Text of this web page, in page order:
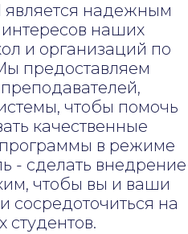
является надежным
наших
и организаций по
предоставляем
чтобы помочь
качественные
в режиме
- сделать внедрение
чтобы вы и ваши
сосредоточиться на
студентов.